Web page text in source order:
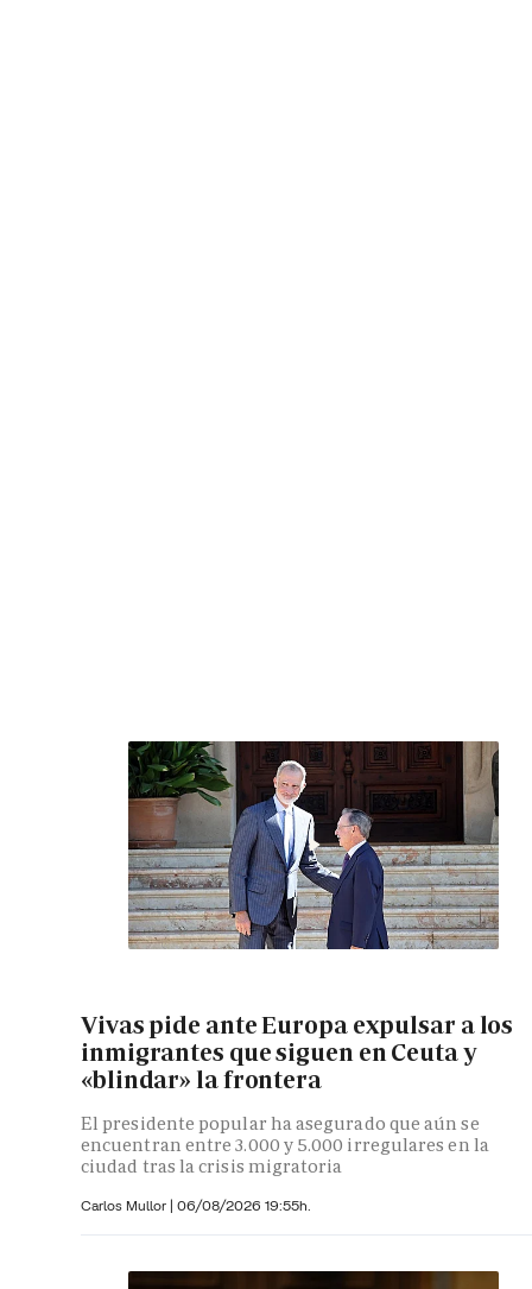
Vivas pide ante Europa expulsar a los
inmigrantes que siguen en Ceuta y
«blindar» la frontera
El presidente popular ha asegurado que aún se
encuentran entre 3.000 y 5.000 irregulares en la
ciudad tras la crisis migratoria
Carlos Mullor | 06/08/2026 19:55h.